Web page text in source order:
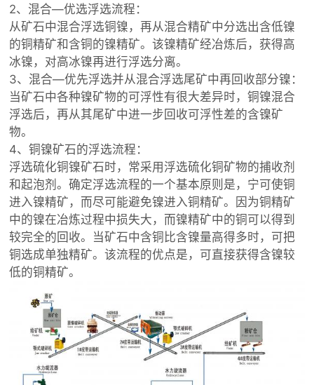
2、混合—优选浮选流程：
从矿石中混合浮选铜镍，再从混合精矿中分选出含低镍
的铜精矿和含铜的镍精矿。该镍精矿经冶炼后，获得高
冰镍，对高冰镍再进行浮选分离。
3、混合—优先浮选并从混合浮选尾矿中再回收部分镍：
当矿石中各种镍矿物的可浮性有很大差异时，铜镍混合
浮选后，再从其尾矿中进一步回收可浮性差的含镍矿
物。
4、铜镍矿石的浮选流程：
浮选硫化铜镍矿石时，常采用浮选硫化铜矿物的捕收剂
和起泡剂。确定浮选流程的一个基本原则是，宁可使铜
进入镍精矿，而尽可能避免镍进入铜精矿。因为铜精矿
中的镍在冶炼过程中损失大，而镍精矿中的铜可以得到
较完全的回收。当矿石中含铜比含镍量高得多时，可把
铜选成单独精矿。该流程的优点是，可直接获得含镍较
低的铜精矿。